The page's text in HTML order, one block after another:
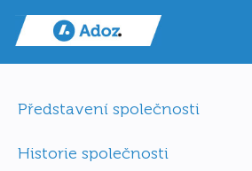
Představení společnosti
Historie společnosti